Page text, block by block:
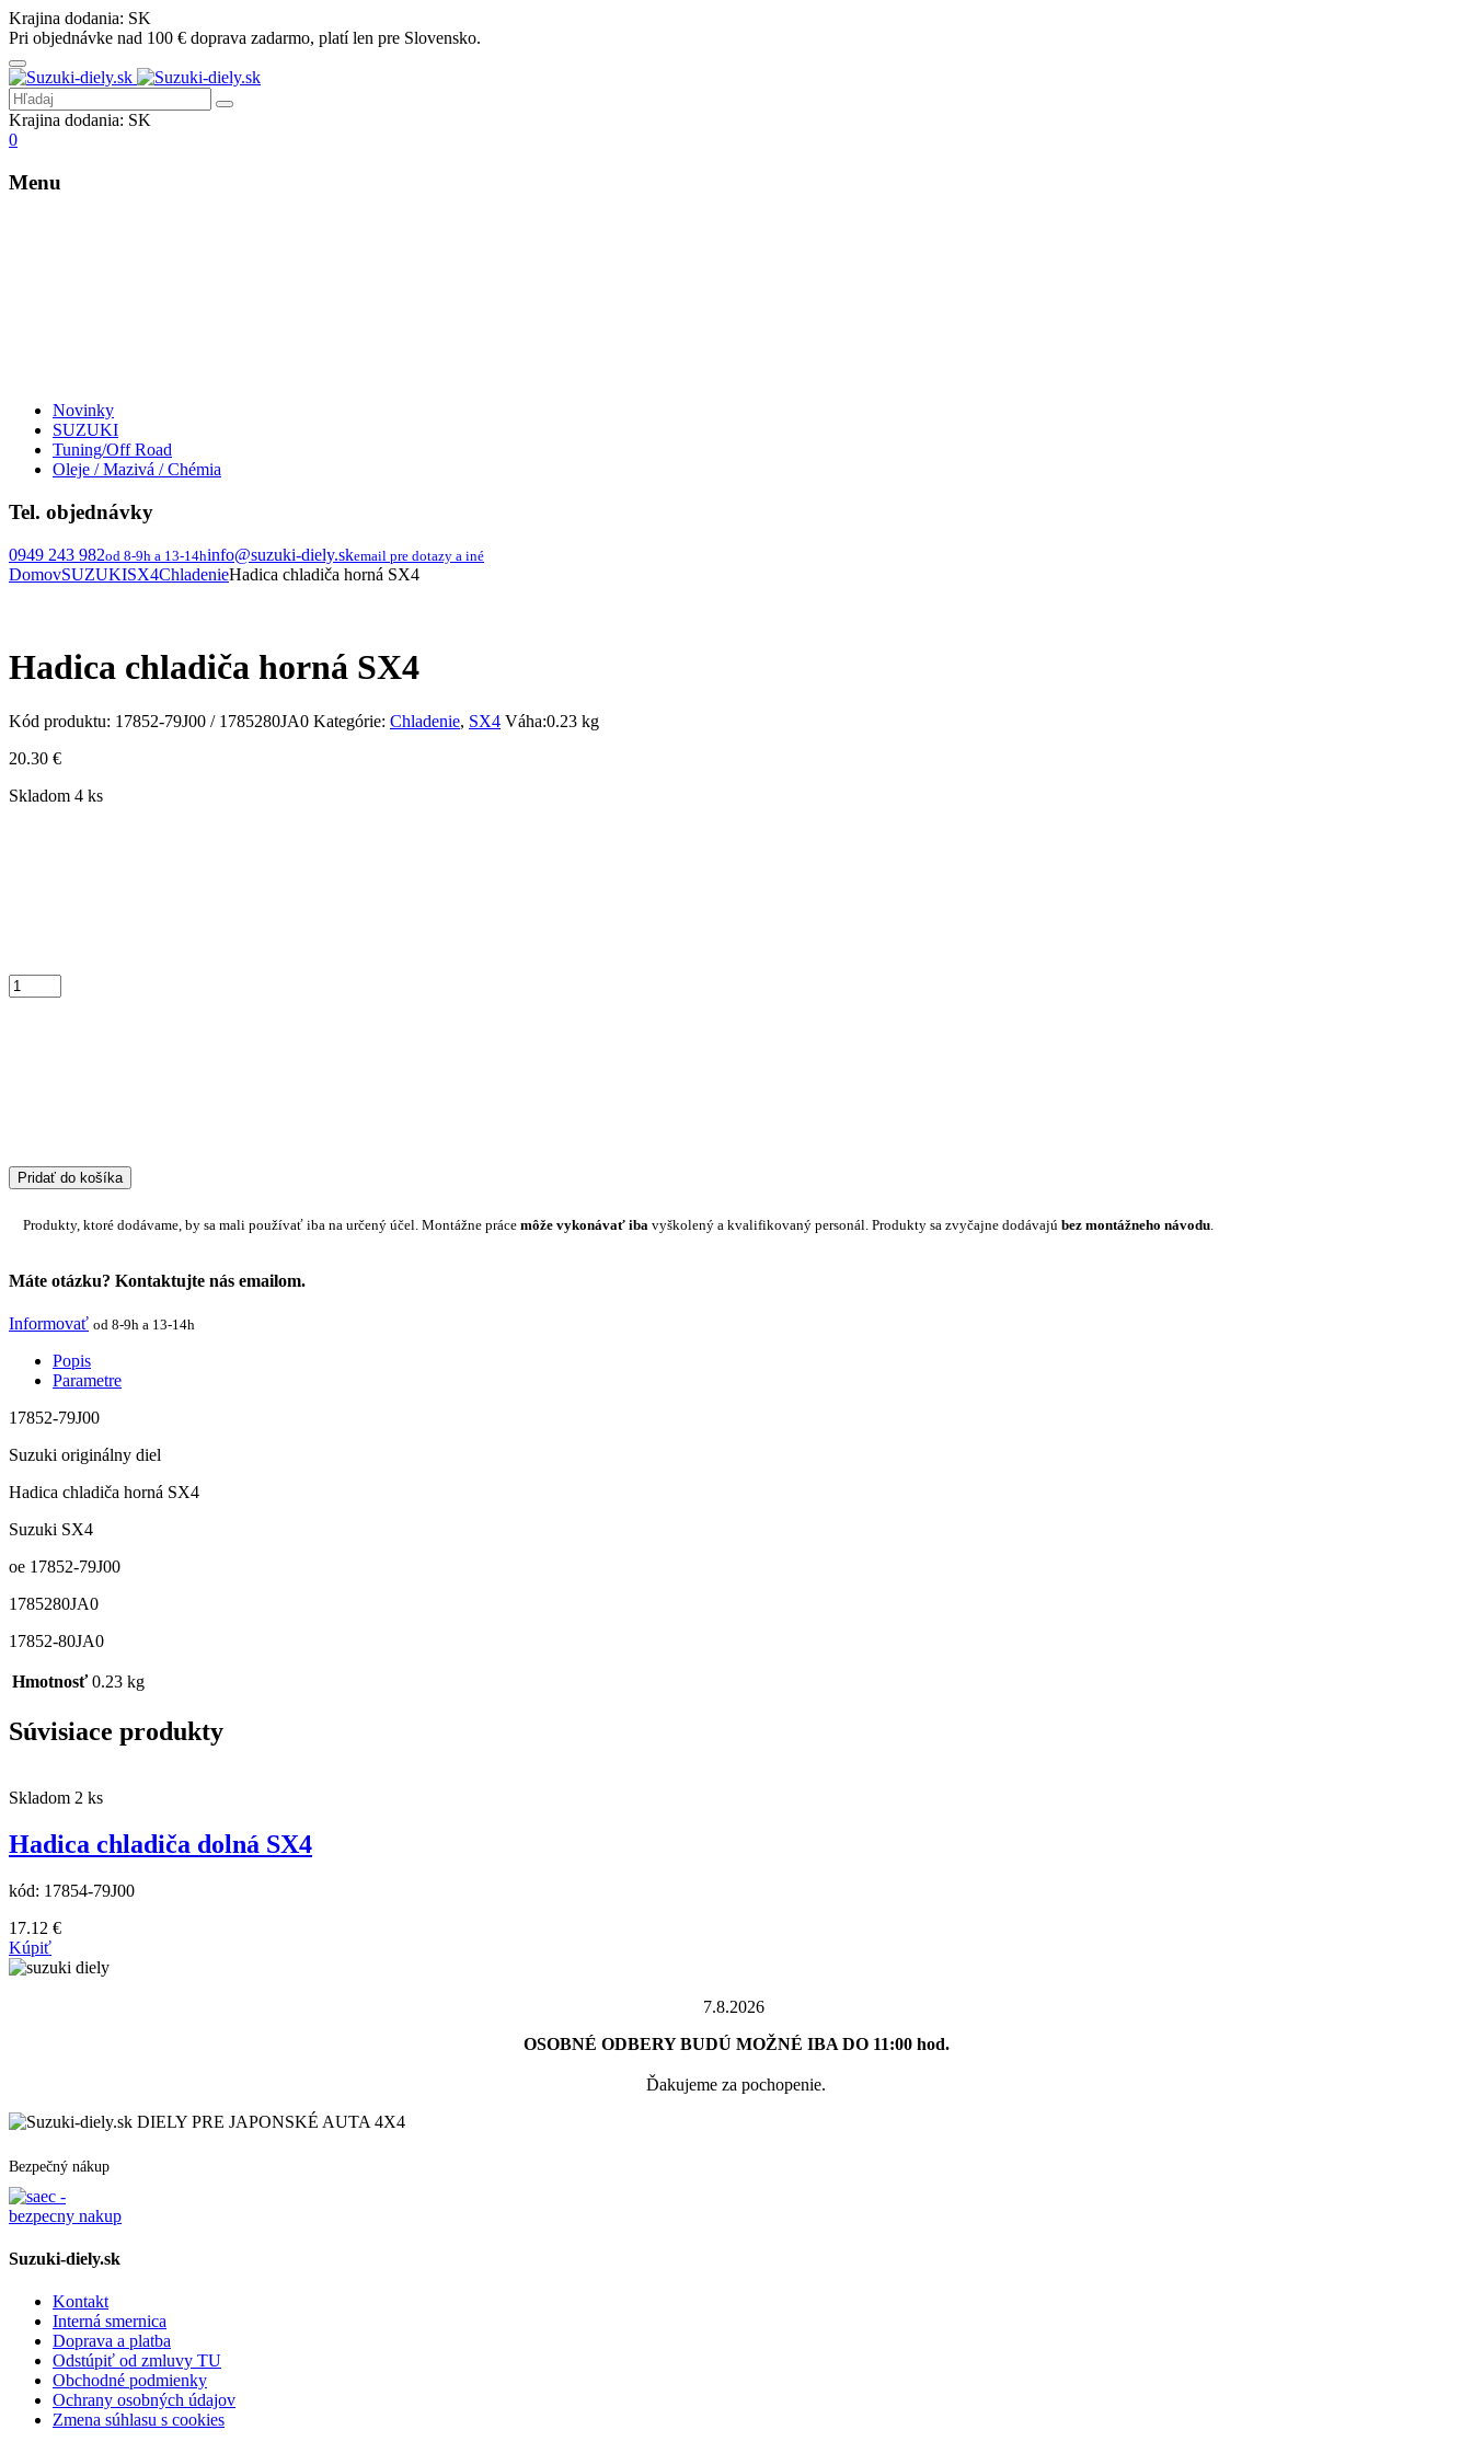
Krajina dodania: SK
Pri objednávke nad 100 € doprava zadarmo, platí len pre Slovensko.
Krajina dodania: SK
0
Menu
Novinky
SUZUKI
Tuning/Off Road
Oleje / Mazivá / Chémia
Tel. objednávky
0949 243 982od 8-9h a 13-14hinfo@suzuki-diely.skemail pre dotazy a iné
DomovSUZUKISX4ChladenieHadica chladiča horná SX4
Hadica chladiča horná SX4
Kód produktu: 17852-79J00 / 1785280JA0 Kategórie: Chladenie, SX4 Váha:0.23 kg
20.30 €
Skladom 4 ks
Pridať do košíka
Produkty, ktoré dodávame, by sa mali používať iba na určený účel. Montážne práce môže vykonávať iba vyškolený a kvalifikovaný personál. Produkty sa zvyčajne dodávajú bez montážneho návodu
Máte otázku? Kontaktujte nás emailom.
Informovať od 8-9h a 13-14h
Popis
Parametre
17852-79J00
Suzuki originálny diel
Hadica chladiča horná SX4
Suzuki SX4
oe 17852-79J00
1785280JA0
17852-80JA0
Hmotnosť 0.23 kg
Súvisiace produkty
Skladom 2 ks
Hadica chladiča dolná SX4
kód: 17854-79J00
17.12 €
Kúpiť
7.8.2026
OSOBNÉ ODBERY BUDÚ MOŽNÉ IBA DO 11:00 hod.
Ďakujeme za pochopenie.
DIELY PRE JAPONSKÉ AUTA 4X4
Bezpečný nákup
Suzuki-diely.sk
Kontakt
Interná smernica
Doprava a platba
Odstúpiť od zmluvy TU
Obchodné podmienky
Ochrany osobných údajov
Zmena súhlasu s cookies